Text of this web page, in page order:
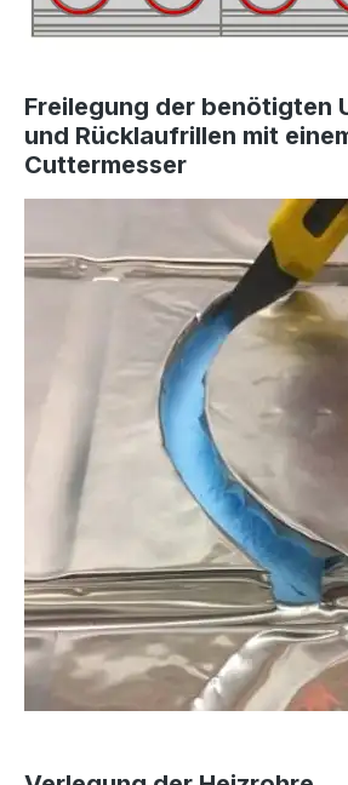
Freilegung der benötigten
und Rücklaufrillen mit
Cuttermesser